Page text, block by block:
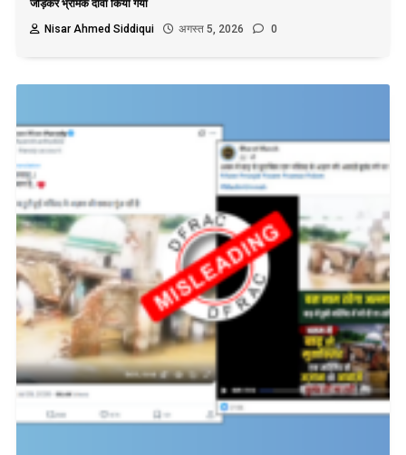
जोड़कर भ्रामक दावा किया गया
Nisar Ahmed Siddiqui
अगस्त 5, 2026 0